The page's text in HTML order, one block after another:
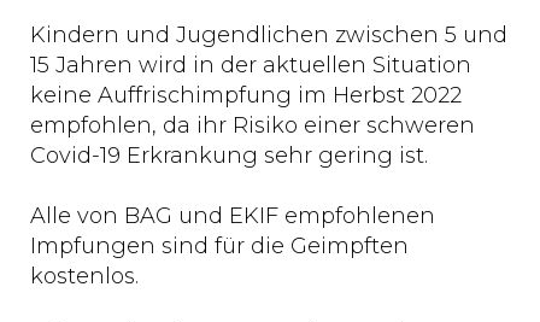
Kindern und Jugendlichen zwischen 5 und
15 Jahren wird in der aktuellen Situation
keine Auffrischimpfung im Herbst 2022
empfohlen, da ihr Risiko einer schweren
Covid-19 Erkrankung sehr gering ist.
Alle von BAG und EKIF empfohlenen
Impfungen sind für die Geimpften
kostenlos.